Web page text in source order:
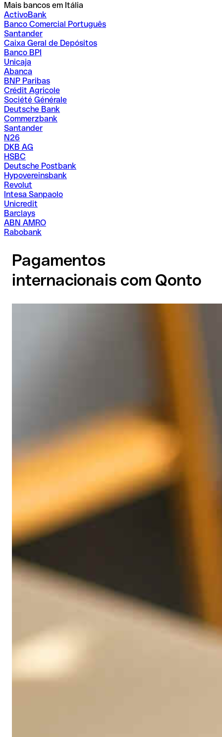
Mais bancos em Itália
ActivoBank
Banco Comercial Português
Santander
Caixa Geral de Depósitos
Banco BPI
Unicaja
Abanca
BNP Paribas
Crédit Agricole
Société Générale
Deutsche Bank
Commerzbank
Santander
N26
DKB AG
HSBC
Deutsche Postbank
Hypovereinsbank
Revolut
Intesa Sanpaolo
Unicredit
Barclays
ABN AMRO
Rabobank
Pagamentos
internacionais com Qonto